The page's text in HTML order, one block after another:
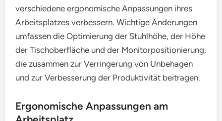
verschiedene ergonomische Anpassungen ihres
Arbeitsplatzes verbessern. Wichtige Änderungen
umfassen die Optimierung der Stuhlhöhe, der Höhe
der Tischoberfläche und der Monitorpositionierung,
die zusammen zur Verringerung von Unbehagen
und zur Verbesserung der Produktivität beitragen.
Ergonomische Anpassungen am